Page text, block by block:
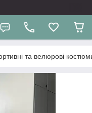
та велюрoві